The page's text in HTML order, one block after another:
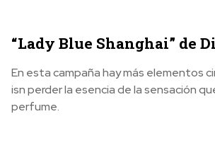
“Lady Blue Shanghai” de
En esta campaña hay más elementos
isn perder la esencia de la sensación
perfume.